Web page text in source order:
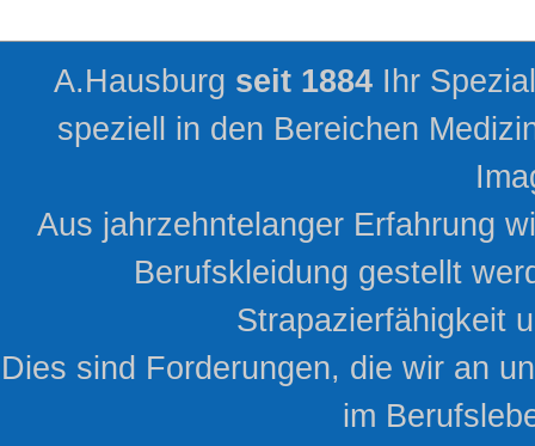
A.Hausburg seit 1884 Ihr
speziell in den Bereichen
Aus jahrzehntelanger Erfahrung
Berufskleidung gestellt
Strapazierfähigkeit
Dies sind Forderungen, die wir an
im